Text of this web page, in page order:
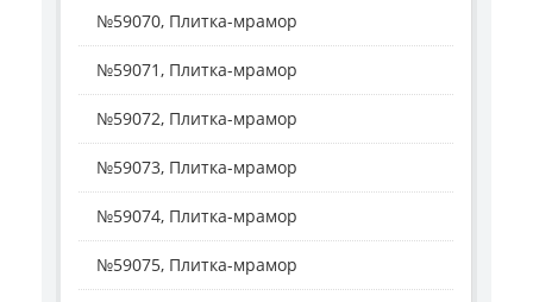
№59070, Плитка-мрамор
№59071, Плитка-мрамор
№59072, Плитка-мрамор
№59073, Плитка-мрамор
№59074, Плитка-мрамор
№59075, Плитка-мрамор